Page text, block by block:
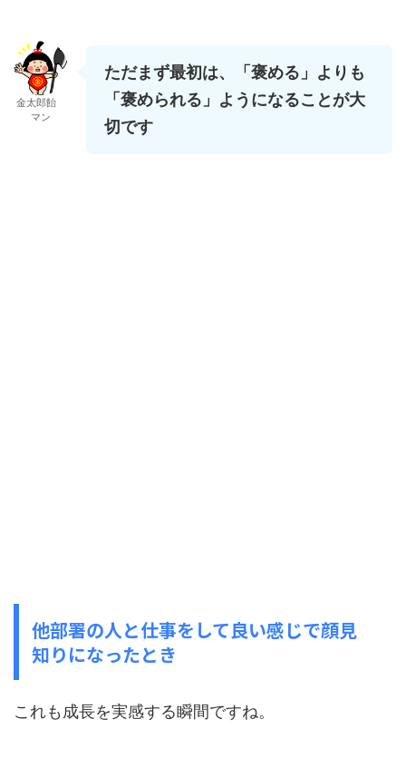
金太郎飴
マン
ただまず最初は、「褒める」よりも
「褒められる」ようになることが大
切です
他部署の人と仕事をして良い感じで顔見
知りになったとき
これも成長を実感する瞬間ですね。